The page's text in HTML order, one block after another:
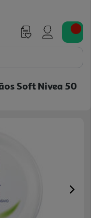
Soft Nivea 50